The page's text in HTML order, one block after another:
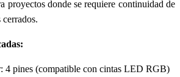
proyectos donde se requiere continuidad de
4 pines (compatible con cintas LED RGB)